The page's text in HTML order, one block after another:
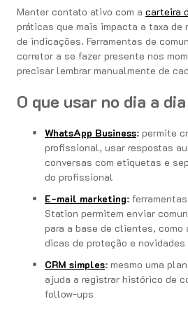
Manter contato ativo com a carteira
práticas que mais impacta a taxa de
de indicações. Ferramentas de
corretor a se fazer presente nos
precisar lembrar manualmente de
O que usar no dia a dia
WhatsApp Business: permite
profissional, usar respostas
conversas com etiquetas e
do profissional
E-mail marketing:
Station permitem enviar
para a base de clientes, como
dicas de proteção e novidades
CRM simples: mesmo uma
ajuda a registrar histórico de
follow-ups